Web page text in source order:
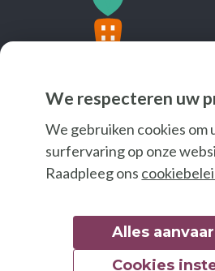
We respecteren uw
We gebruiken cookies om
surfervaring op onze
Raadpleeg ons
Alles
Cookies